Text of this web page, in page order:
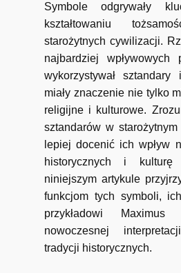
Symbole odgrywały
kształtowaniu
starożytnych cywilizacji.
najbardziej
wykorzystywał
miały znaczenie nie tylko
religijne i kulturowe.
sztandarów w
lepiej docenić ich wpływ
historycznych i kulturę
niniejszym artykule
funkcjom tych symboli,
przykładowi
nowoczesnej
tradycji historycznych.